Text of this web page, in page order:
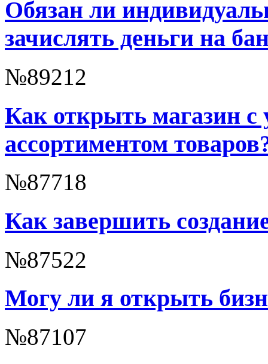
Обязан ли
зачислять деньги на
№89212
Как открыть магазин
ассортиментом
№87718
Как завершить
№87522
Могу ли я открыть
№87107